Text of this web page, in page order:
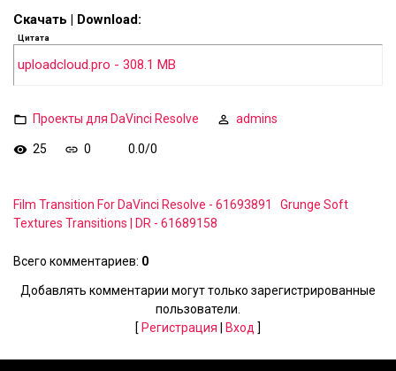
Скачать | Download:
Цитата
uploadcloud.pro - 308.1 MB
Проекты для DaVinci Resolve admins
25 0 0.0/0
Film Transition For DaVinci Resolve - 61693891
Grunge Soft
Textures Transitions | DR - 61689158
Всего комментариев: 0
Добавлять комментарии могут только зарегистрированные
пользователи.
[ Регистрация Вход ]